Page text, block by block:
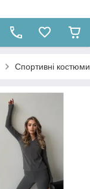
Спортивні костюми